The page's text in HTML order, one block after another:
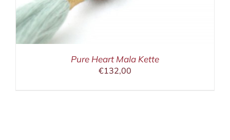
Pure Heart Mala Kette
€132,00